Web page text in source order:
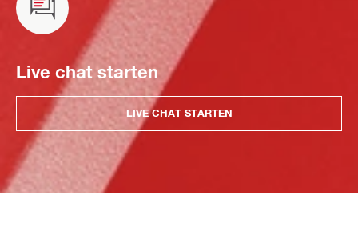
Live chat starten
LIVE CHAT STARTEN